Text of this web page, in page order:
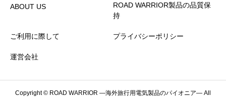
ABOUT US
ROAD WARRIOR製品の品質保
持
ご利用に際して プライバシーポリシー
運営会社
Copyright © ROAD WARRIOR —海外旅行用電気製品のパイオニア— All